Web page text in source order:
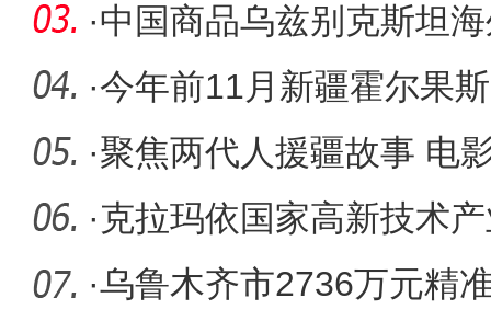
会纪实
·中国商品乌兹别克斯坦
·今年前11月新疆霍尔果
突破2700
·聚焦两代人援疆故事 电
开机
·克拉玛依国家高新技术
·乌鲁木齐市2736万元精